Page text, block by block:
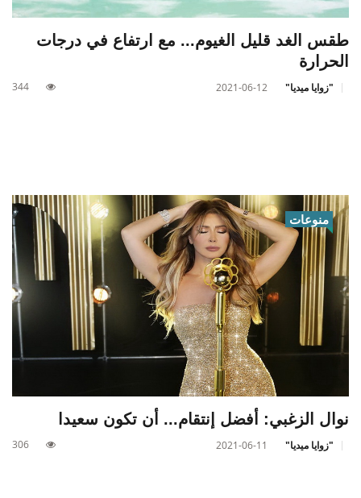
طقس الغد قليل الغيوم... مع ارتفاع في درجات
الحرارة
"زوايا ميديا" 2021-06-12
344
منوعات
نوال الزغبي: أفضل إنتقام... أن تكون سعيدا
"زوايا ميديا" 2021-06-11
306